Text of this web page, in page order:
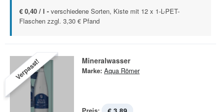
€ 0,40 / l - verschiedene Sorten, Kiste mit 12 x 1-L-PET-
Flaschen zzgl. 3,30 € Pfand
Verpasst! Mineralwasser
Marke: Aqua Römer